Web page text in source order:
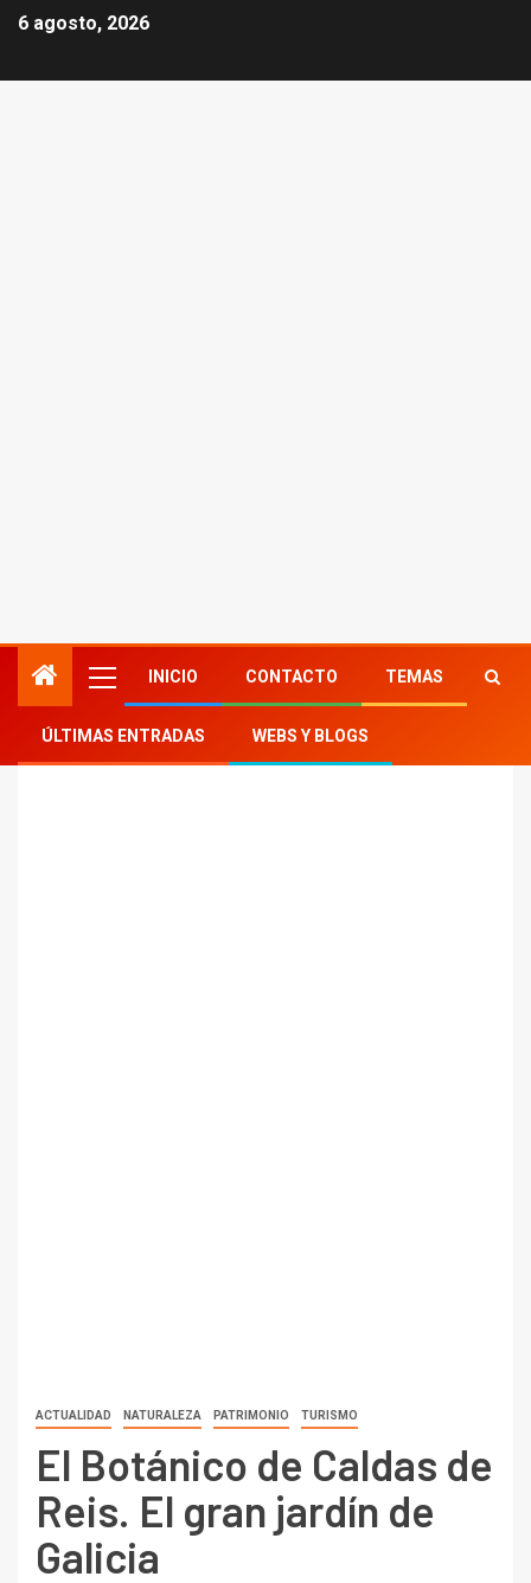
6 agosto, 2026
INICIO CONTACTO TEMAS
ÚLTIMAS ENTRADAS WEBS Y BLOGS
ACTUALIDAD NATURALEZA PATRIMONIO TURISMO
El Botánico de Caldas de
Reis. El gran jardín de
Galicia